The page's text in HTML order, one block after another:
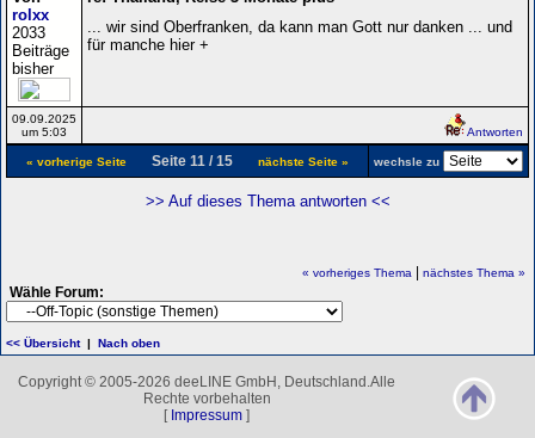
rolxx
2033
Beiträge
bisher
... wir sind Oberfranken, da kann man Gott nur danken ... und
für manche hier +
09.09.2025
um 5:03
Antworten
« vorherige Seite Seite 11 / 15 nächste Seite » wechsle zu
>> Auf dieses Thema antworten <<
« vorheriges Thema nächstes Thema »
Wähle Forum:
<< Übersicht| Nach oben
Copyright © 2005-2026 deeLINE GmbH, Deutschland.Alle
Rechte vorbehalten
[ Impressum ]